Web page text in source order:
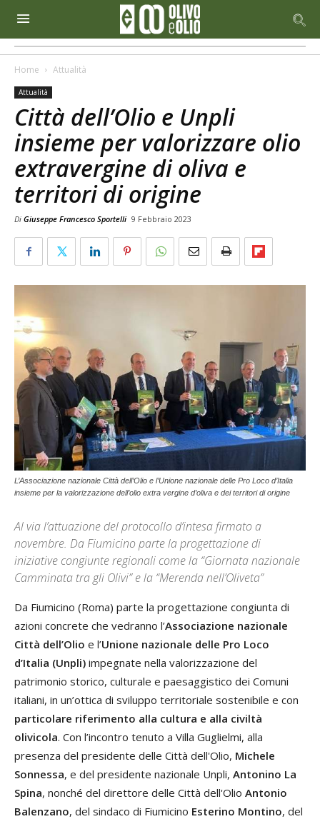
Home Attualità
Attualità
Città dell’Olio e Unpli
insieme per valorizzare olio
extravergine di oliva e
territori di origine
Di Giuseppe Francesco Sportelli 9 Febbraio 2023
L’Associazione nazionale Città dell’Olio e l’Unione nazionale delle Pro Loco d’Italia
insieme per la valorizzazione dell’olio extra vergine d’oliva e dei territori di origine
Al via l’attuazione del protocollo d’intesa firmato a
novembre. Da Fiumicino parte la progettazione di
iniziative congiunte regionali come la “Giornata nazionale
Camminata tra gli Olivi” e la “Merenda nell’Oliveta”
Da Fiumicino (Roma) parte la progettazione congiunta di
azioni concrete che vedranno l’Associazione nazionale
Città dell’Olio e l’Unione nazionale delle Pro Loco
d’Italia (Unpli) impegnate nella valorizzazione del
patrimonio storico, culturale e paesaggistico dei Comuni
italiani, in un’ottica di sviluppo territoriale sostenibile e con
particolare riferimento alla cultura e alla civiltà
olivicola. Con l’incontro tenuto a Villa Guglielmi, alla
presenza del presidente delle Città dell'Olio, Michele
Sonnessa, e del presidente nazionale Unpli, Antonino La
Spina, nonché del direttore delle Città dell'Olio Antonio
Balenzano, del sindaco di Fiumicino Esterino Montino, del